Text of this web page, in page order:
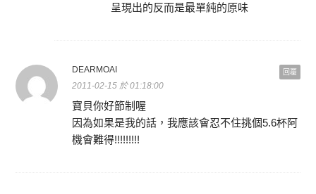
呈現出的反而是最單純的原味
回覆
DEARMOAI
2011-02-15 於 01:18:00
寶貝你好節制喔
因為如果是我的話，我應該會忍不住挑個5.6杯阿
機會難得!!!!!!!!!